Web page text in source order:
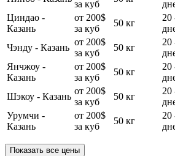
за куб
Циндао -
Казань
от 200$
за куб
50 кг
20
Чэнду - Казань
от 200$
за куб
50 кг
20
Янчжоу -
Казань
от 200$
за куб
50 кг
20
Шэкоу - Казань
от 200$
за куб
50 кг
20
Урумчи -
Казань
от 200$
за куб
50 кг
20
Показать все цены